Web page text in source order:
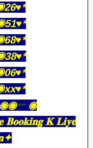
◉◉
◉
𝐁𝐨𝐨𝐤𝐢𝐧𝐠 𝐊 𝐋𝐢𝐲𝐞